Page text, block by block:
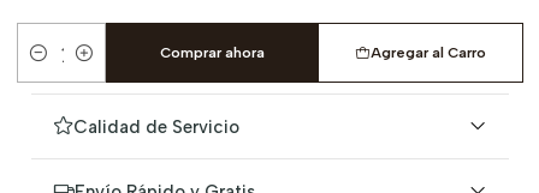
Cantidad
Agregar al Carro
Comprar ahora
Calidad de Servicio